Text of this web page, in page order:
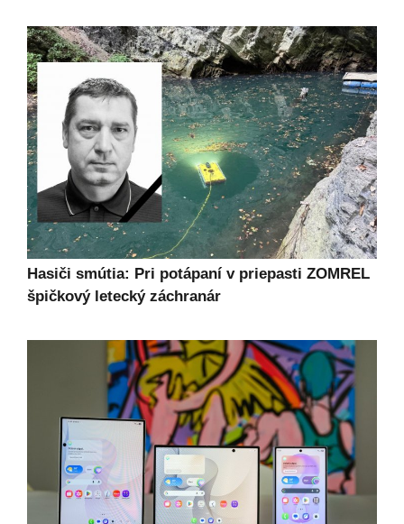
Hasiči smútia: Pri potápaní v priepasti ZOMREL
špičkový letecký záchranár